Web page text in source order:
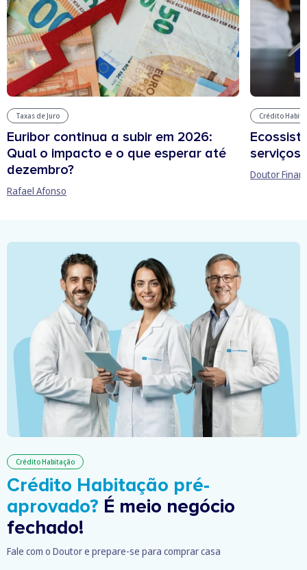
Taxas de Juro
Euribor continua a subir em 2026:
Qual o impacto e o que esperar até
dezembro?
Rafael Afonso
Crédito
serviços
Doutor
Crédito Habitação
Crédito Habitação pré-
aprovado? É meio negócio
fechado!
Fale com o Doutor e prepare-se para comprar casa